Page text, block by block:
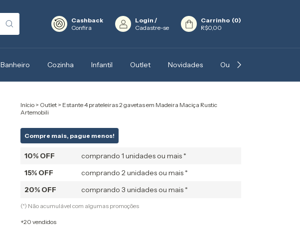
Cashback
Confira
Login /
Cadastre-se
Carrinho (0)
R$0,00
Banheiro Cozinha Infantil Outlet Novidades Outros
Início > Outlet > Estante 4 prateleiras 2 gavetas em Madeira Maciça Rustic
Artemobili
Compre mais, pague menos!
10% OFF
comprando 1 unidades ou mais *
15% OFF
comprando 2 unidades ou mais *
20% OFF
comprando 3 unidades ou mais *
(*) Não acumulável com algumas promoções
+20 vendidos